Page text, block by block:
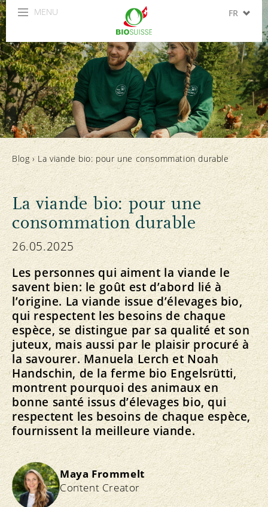
MENU FR
IT
EN
ES
Blog› La viande bio: pour une consommation durable
La viande bio: pour une
consommation durable
26.05.2025
Les personnes qui aiment la viande le
savent bien: le goût est d’abord lié à
l’origine. La viande issue d’élevages bio,
qui respectent les besoins de chaque
espèce, se distingue par sa qualité et son
juteux, mais aussi par le plaisir procuré à
la savourer. Manuela Lerch et Noah
Handschin, de la ferme bio Engelsrütti,
montrent pourquoi des animaux en
bonne santé issus d’élevages bio, qui
respectent les besoins de chaque espèce,
fournissent la meilleure viande.
Maya Frommelt
Content Creator